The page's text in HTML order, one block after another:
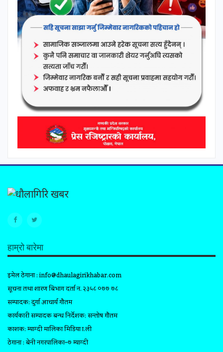
हाम्रो बारेमा
इमेल ठेगाना :info@dhaulagirikhabar.com
सूचना तथा प्रशारण बिभाग दर्ता न. २३५८ ०७७ ७८
सम्पादक: दुर्गा आचार्य गौतम
कार्यकारी सम्पादक प्रबन्ध निर्देशक: सन्तोष गौतम
प्रकाशक: म्याग्दी मालिका मिडिया प्रा.ली
ठेगाना : बेनी नगरपालिका–७ म्याग्दी